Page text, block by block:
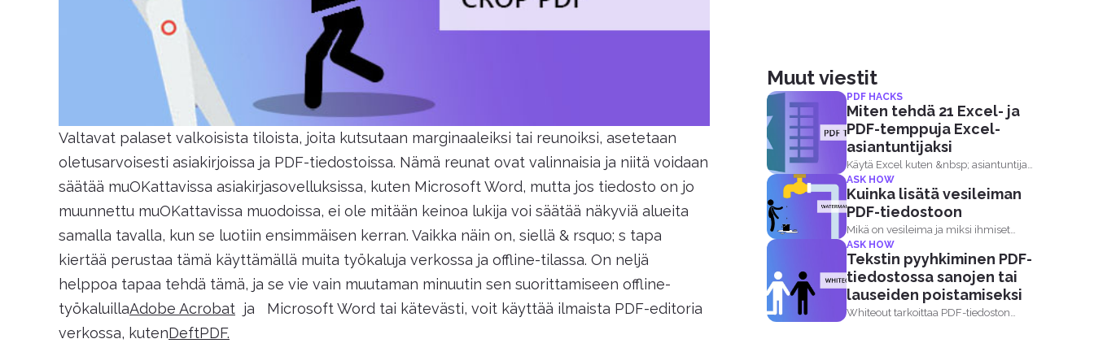
Valtavat palaset valkoisista tiloista, joita kutsutaan marginaaleiksi tai reunoiksi, asetetaan
oletusarvoisesti asiakirjoissa ja PDF-tiedostoissa. Nämä reunat ovat valinnaisia ja niitä voidaan
säätää muOKattavissa asiakirjasovelluksissa, kuten Microsoft Word, mutta jos tiedosto on jo
muunnettu muOKattavissa muodoissa, ei ole mitään keinoa lukija voi säätää näkyviä alueita
samalla tavalla, kun se luotiin ensimmäisen kerran. Vaikka näin on, siellä & rsquo; s tapa
kiertää perustaa tämä käyttämällä muita työkaluja verkossa ja offline-tilassa. On neljä
helppoa tapaa tehdä tämä, ja se vie vain muutaman minuutin sen suorittamiseen offline-
työkaluillaAdobe Acrobat ja Microsoft Word tai kätevästi, voit käyttää ilmaista PDF-editoria
verkossa, kutenDeftPDF.
Muut viestit
PDF HACKS
Miten tehdä 21 Excel- ja
PDF-temppuja Excel-
asiantuntijaksi
Käytä Excel kuten &nbsp; asiantuntija
näitä temppuja ja...
ASK HOW
Kuinka lisätä vesileiman
PDF-tiedostoon
Mikä on vesileima ja miksi ihmiset
lisäävät t...
ASK HOW
Tekstin pyyhkiminen PDF-
tiedostossa sanojen tai
lauseiden poistamiseksi
Whiteout tarkoittaa PDF-tiedoston